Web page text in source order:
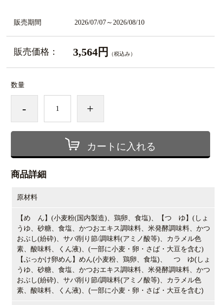
販売期間 2026/07/07～2026/08/10
販売価格： 3,564円 （税込み）
数量
- +
カートに入れる
商品詳細
原材料
【め ん】 (小麦粉(国内製造)、鶏卵、食塩)、【つ ゆ】 (しょ
うゆ、砂糖、食塩、かつおエキス調味料、米発酵調味料、かつ
おぶし(紛砕)、サバ削り節/調味料(アミノ酸等)、カラメル色
素、酸味料、くん液)、 (一部に小麦・卵・さば・大豆を含む)
【ぶっかけ卵めん】 めん(小麦粉、鶏卵、食塩)、 つ ゆ(しょ
うゆ、砂糖、食塩、かつおエキス調味料、米発酵調味料、かつ
おぶし(紛砕)、サバ削り節/調味料(アミノ酸等)、カラメル色
素、酸味料、くん液)、 (一部に小麦・卵・さば・大豆を含む)